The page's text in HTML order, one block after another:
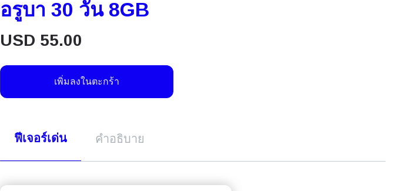
อรูบา 30 วัน 8GB
USD 55.00
เพิ่มลงในตะกร้า
ฟีเจอร์เด่น คำอธิบาย